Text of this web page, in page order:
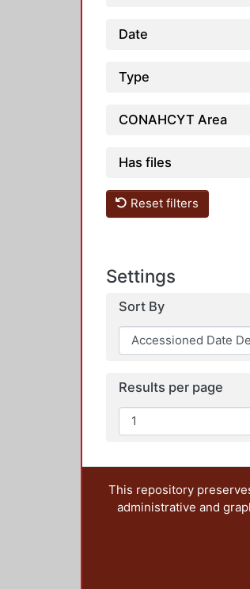
Date
Type
CONAHCYT Area
Has files
Reset filters
Settings
Sort By
Results per page
This repository
administrative and